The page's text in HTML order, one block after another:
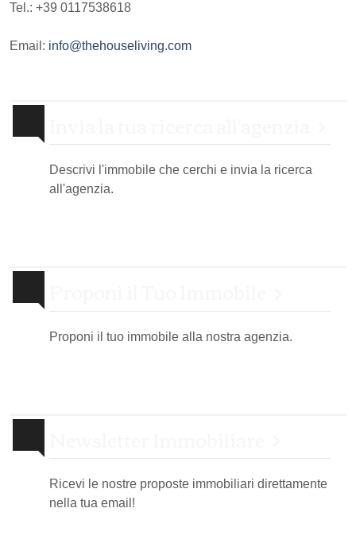
Tel.: +39 0117538618
Email: info@thehouseliving.com
Descrivi l'immobile che cerchi e invia la ricerca
all'agenzia.
Proponi il tuo immobile alla nostra agenzia.
Ricevi le nostre proposte immobiliari direttamente
nella tua email!